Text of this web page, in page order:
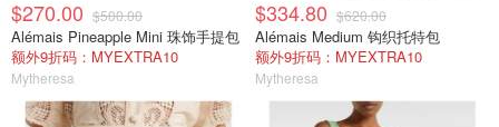
$270.00 $500.00
Alémais Pineapple Mini 珠饰手提包
额外9折码：MYEXTRA10
Mytheresa
$334.80 $620.00
Alémais Medium 钩织托特包
额外9折码：MYEXTRA10
Mytheresa